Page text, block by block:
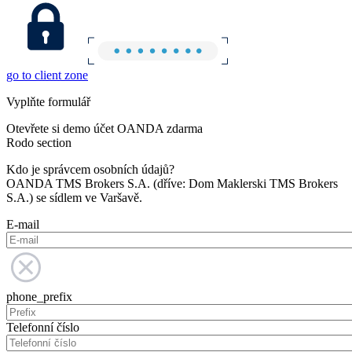
go to client zone
Vyplňte formulář
Otevřete si demo účet OANDA zdarma
Rodo section
Kdo je správcem osobních údajů?
OANDA TMS Brokers S.A. (dříve: Dom Maklerski TMS Brokers
S.A.) se sídlem ve Varšavě.
E-mail
phone_prefix
Telefonní číslo